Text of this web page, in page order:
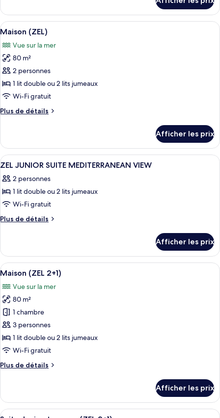
(ZEL)
Suite
Junior,
terrasse
Afficher
toutes
les
photos
pour
ce
type
chambre :
Un fauteuil de jardin en bois, un
16
Maison (ZEL)
Vue sur la mer
80 m²
2 personnes
1 lit double ou 2 lits jumeaux
Wi-Fi gratuit
Plus de détails
Plus
Maison
(ZEL)
Afficher les prix
Afficher
toutes
les
photos
pour
ce
chambre :
ZEL
JUNIOR
SUITE
MEDITERRANEAN
VIEW
Une chambre spacieuse avec un
4
ZEL JUNIOR SUITE MEDITERRANEAN VIEW
2 personnes
1 lit double ou 2 lits jumeaux
Wi-Fi gratuit
Plus de détails
Plus
ZEL
JUNIOR
SUITE
MEDITERRANEAN
VIEW
Afficher les prix
Afficher
toutes
les
photos
pour
ce
type
de
chambre :
Maison
Un fauteuil de jardin en bois, un
16
Maison (ZEL 2+1)
Vue sur la mer
80 m²
1 chambre
3 personnes
1 lit double ou 2 lits jumeaux
Wi-Fi gratuit
Plus de détails
Plus
Maison
(ZEL
Afficher les prix
Afficher Une chambre d’hôtel comprenant